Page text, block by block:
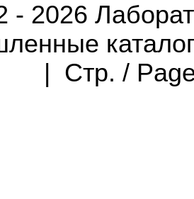
- 2026
| Стр. /